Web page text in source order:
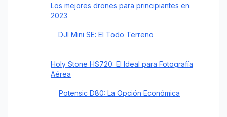
Los mejores drones para principiantes en
2023
DJI Mini SE: El Todo Terreno
Holy Stone HS720: El Ideal para Fotografía
Aérea
Potensic D80: La Opción Económica